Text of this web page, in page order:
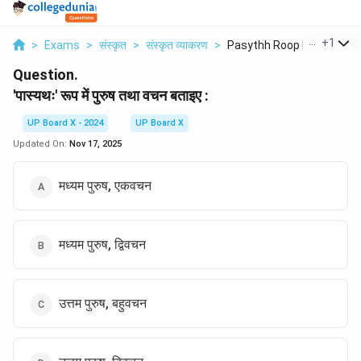
> Exams > संस्कृत > संस्कृत व्याकरण > Pasythh Roop Men Pur...
+1
Question.
'पास्यथः' रूप में पुरुष तथा वचन बताइए :
UP Board X - 2024
UP Board X
Updated On: Nov 17, 2025
मध्यम पुरुष, एकवचन
मध्यम पुरुष, द्विवचन
उत्तम पुरुष, बहुवचन